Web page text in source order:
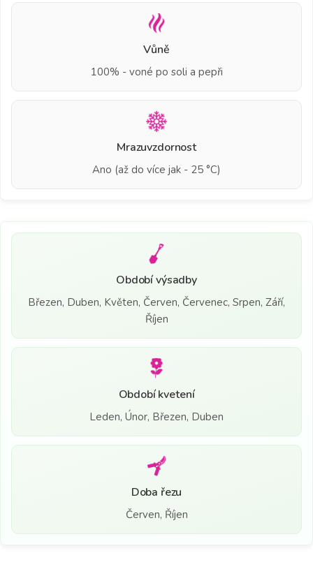
Vůně
100% - voné po soli a pepři
Mrazuvzdornost
Ano (až do více jak - 25 °C)
Období výsadby
Březen, Duben, Květen, Červen, Červenec, Srpen, Září,
Říjen
Období kvetení
Leden, Únor, Březen, Duben
Doba řezu
Červen, Říjen